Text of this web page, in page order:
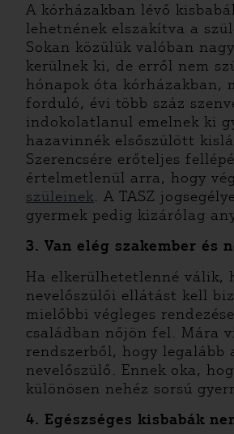
A kórházakban lévő
lehetnének elszakítva a
Sokan közülük valóban
kerülnek ki, de erről nem
hónapok óta kórházakban,
forduló, évi több száz
indokolatlanul emelnek ki
hazavinnék elsőszülött
Szerencsére erőteljes
értelmetlenül arra, hogy
szüleinek. A TASZ
gyermek pedig kizárólag
3. Van elég szakember és
Ha elkerülhetetlenné válik,
nevelőszülői ellátást kell
mielőbbi végleges
családban nőjön fel. Mára
rendszerből, hogy legalább
nevelőszülő. Ennek oka,
különösen nehéz sorsú
4. Egészséges kisbabák